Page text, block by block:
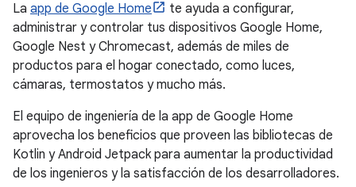
La app de Google Home
te ayuda a configurar,
administrar y controlar tus dispositivos Google Home,
Google Nest y Chromecast, además de miles de
productos para el hogar conectado, como luces,
cámaras, termostatos y mucho más.
El equipo de ingeniería de la app de Google Home
aprovecha los beneficios que proveen las bibliotecas de
Kotlin y Android Jetpack para aumentar la productividad
de los ingenieros y la satisfacción de los desarrolladores.